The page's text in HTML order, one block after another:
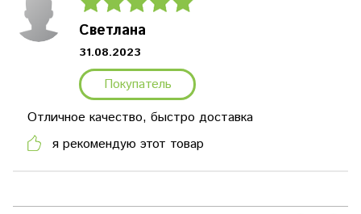
Светлана
31.08.2023
Покупатель
Отличное качество, быстро доставка
я рекомендую этот товар